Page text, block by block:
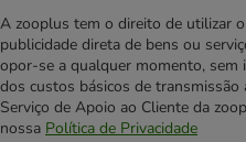
A zooplus tem o direito de utilizar
publicidade direta de bens ou
opor-se a qualquer momento, sem
dos custos básicos de
Serviço de Apoio ao Cliente da
nossa Política de Privacidade